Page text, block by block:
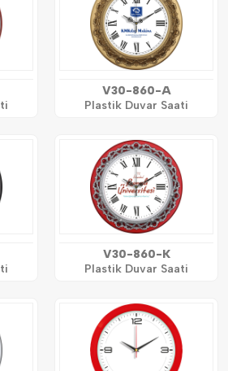
V30-860-A
Plastik Duvar Saati
V30-860-K
Plastik Duvar Saati